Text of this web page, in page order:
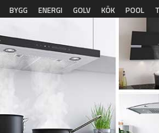
BYGG ENERGI GOLV KÖK POOL